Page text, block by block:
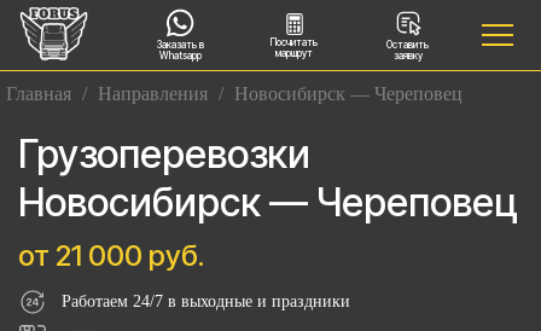
Заказать в
Whatsapp
Посчитать
маршрут
Оставить
заявку
Главная / Направления / Новосибирск — Череповец
Грузоперевозки
Новосибирск — Череповец
от 21 000 руб.
Работаем 24/7 в выходные и праздники